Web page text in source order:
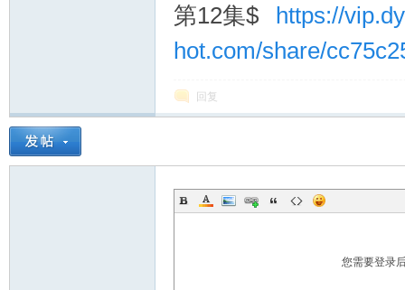
第12集$
https://
hot.com/share/
回复
您需要登录